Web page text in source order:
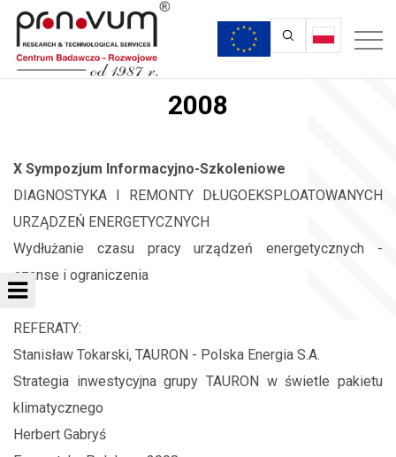
2008
X Sympozjum Informacyjno-Szkoleniowe
DIAGNOSTYKA I REMONTY DŁUGOEKSPLOATOWANYCH
URZĄDZEŃ ENERGETYCZNYCH
Wydłużanie czasu pracy urządzeń energetycznych -
szanse i ograniczenia
REFERATY:
Stanisław Tokarski, TAURON - Polska Energia S.A.
Strategia inwestycyjna grupy TAURON w świetle pakietu
klimatycznego
Herbert Gabryś